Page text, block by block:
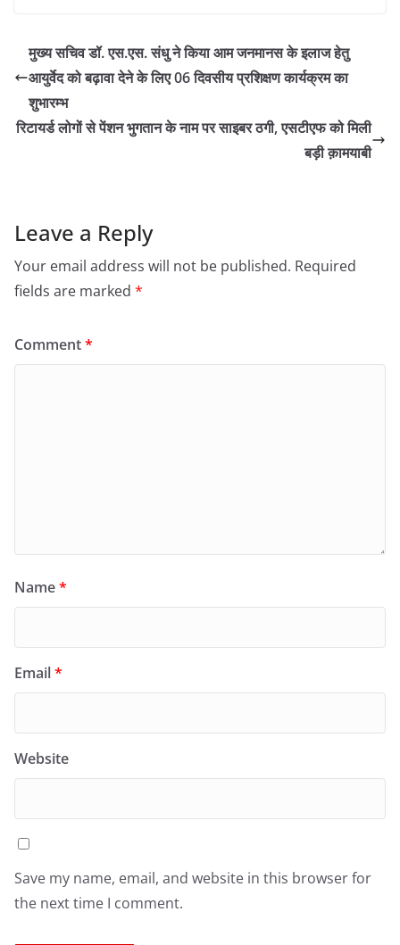
मुख्य सचिव डॉ. एस.एस. संधु ने किया आम जनमानस के इलाज हेतु
आयुर्वेद को बढ़ावा देने के लिए 06 दिवसीय प्रशिक्षण कार्यक्रम का
शुभारम्भ
रिटायर्ड लोगों से पेंशन भुगतान के नाम पर साइबर ठगी, एसटीएफ को मिली
बड़ी क़ामयाबी
Leave a Reply
Your email address will not be published. Required
fields are marked *
Comment*
Name*
Email*
Website
Save my name, email, and website in this browser for
the next time I comment.